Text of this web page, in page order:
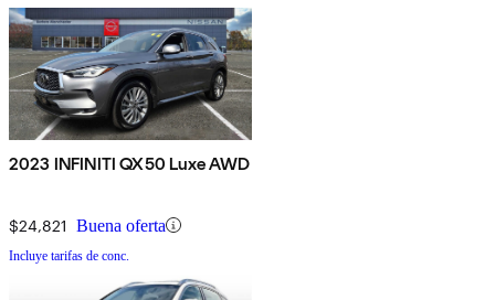
2023 INFINITI QX50 Luxe AWD
$24,821 Buena oferta
Incluye tarifas de conc.